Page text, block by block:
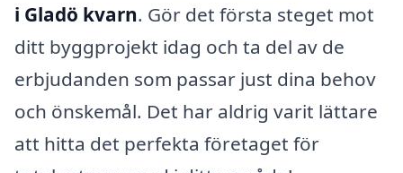
i Gladö kvarn. Gör det första steget mot
ditt byggprojekt idag och ta del av de
erbjudanden som passar just dina behov
och önskemål. Det har aldrig varit lättare
att hitta det perfekta företaget för